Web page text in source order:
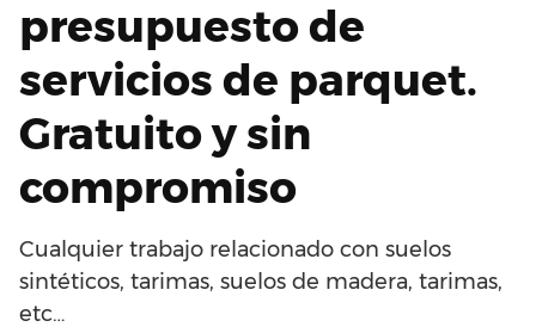
presupuesto de
servicios de parquet.
Gratuito y sin
compromiso
Cualquier trabajo relacionado con suelos
sintéticos, tarimas, suelos de madera, tarimas,
etc…